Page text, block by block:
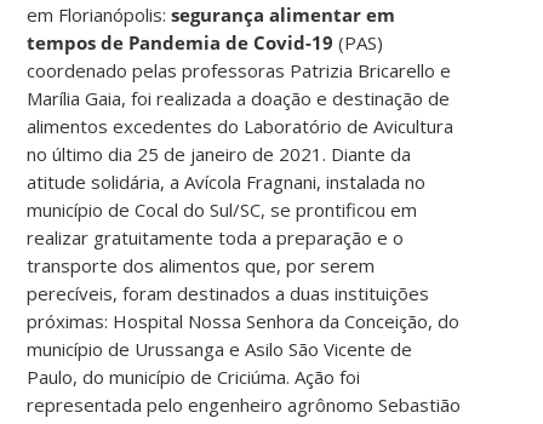
em Florianópolis:segurança alimentar em
tempos de Pandemia de Covid-19 (PAS)
coordenado pelas professoras Patrizia Bricarello e
Marília Gaia, foi realizada a doação e destinação de
alimentos excedentes do Laboratório de Avicultura
no último dia 25 de janeiro de 2021. Diante da
atitude solidária, a Avícola Fragnani, instalada no
município de Cocal do Sul/SC, se prontificou em
realizar gratuitamente toda a preparação e o
transporte dos alimentos que, por serem
perecíveis, foram destinados a duas instituições
próximas: Hospital Nossa Senhora da Conceição, do
município de Urussanga e Asilo São Vicente de
Paulo, do município de Criciúma. Ação foi
representada pelo engenheiro agrônomo Sebastião